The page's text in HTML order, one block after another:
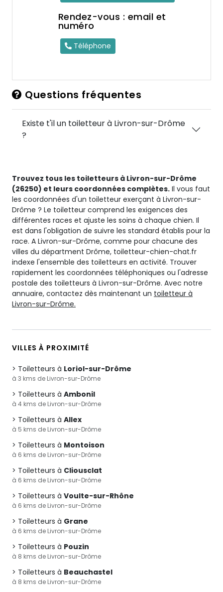
Rendez-vous : email et
numéro
Téléphone
Questions fréquentes
Existe t'il un toiletteur à Livron-sur-Drôme
?
Trouvez tous les toiletteurs à Livron-sur-Drôme
(26250) et leurs coordonnées complètes. Il vous faut
les coordonnées d'un toiletteur exerçant à Livron-sur-
Drôme ? Le toiletteur comprend les exigences des
différentes races et ajuste les soins à chaque chien. Il
est dans l'obligation de suivre les standard établis pour la
race. A Livron-sur-Drôme, comme pour chacune des
villes du départment Drôme, toiletteur-chien-chat.fr
indexe l'ensemble des toiletteurs en activité. Trouver
rapidement les coordonnées téléphoniques ou l'adresse
postale des toiletteurs à Livron-sur-Drôme. Avec notre
annuaire, contactez dès maintenant un toiletteur à
Livron-sur-Drôme.
VILLES À PROXIMITÉ
Toiletteurs à Loriol-sur-Drôme
à 3 kms de Livron-sur-Drôme
Toiletteurs à Ambonil
à 4 kms de Livron-sur-Drôme
Toiletteurs à Allex
à 5 kms de Livron-sur-Drôme
Toiletteurs à Montoison
à 6 kms de Livron-sur-Drôme
Toiletteurs à Cliousclat
à 6 kms de Livron-sur-Drôme
Toiletteurs à Voulte-sur-Rhône
à 6 kms de Livron-sur-Drôme
Toiletteurs à Grane
à 6 kms de Livron-sur-Drôme
Toiletteurs à Pouzin
à 8 kms de Livron-sur-Drôme
Toiletteurs à Beauchastel
à 8 kms de Livron-sur-Drôme